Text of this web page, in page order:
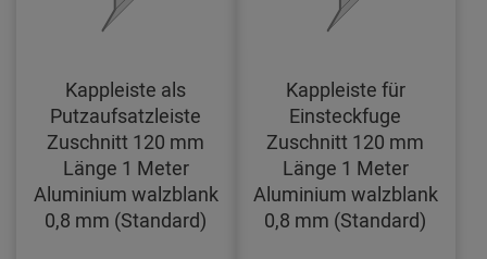
Kappleiste als
Putzaufsatzleiste
Zuschnitt 120 mm
Länge 1 Meter
Aluminium walzblank
0,8 mm (Standard)
Kappleiste für
Einsteckfuge
Zuschnitt 120 mm
Länge 1 Meter
Aluminium walzblank
0,8 mm (Standard)